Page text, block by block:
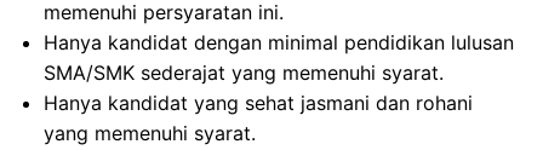
memenuhi persyaratan ini.
Hanya kandidat dengan minimal pendidikan lulusan
SMA/SMK sederajat yang memenuhi syarat.
Hanya kandidat yang sehat jasmani dan rohani
yang memenuhi syarat.